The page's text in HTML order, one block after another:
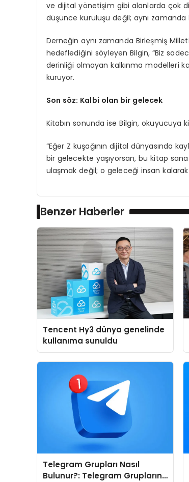
ve dijital yönetişim gibi alanlarda çok
düşünce kuruluşu değil; aynı zamanda
Derneğin aynı zamanda Birleşmiş
hedeflediğini söyleyen Bilgin, “Biz
derinliği olmayan kalkınma modelleri
kuruyor.
Son söz: Kalbi olan bir gelecek
Kitabın sonunda ise Bilgin, okuyucuya
“Eğer Z kuşağının dijital dünyasında
bir gelecekte yaşıyorsan, bu kitap
ulaşmak değil; o geleceği insan
Benzer Haberler
Tencent Hy3 dünya genelinde
kullanıma sunuldu
Telegram Grupları Nasıl
Bulunur?: Telegram Gruplarını